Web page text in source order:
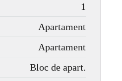
1
Apartament
Apartament
Bloc de apart.